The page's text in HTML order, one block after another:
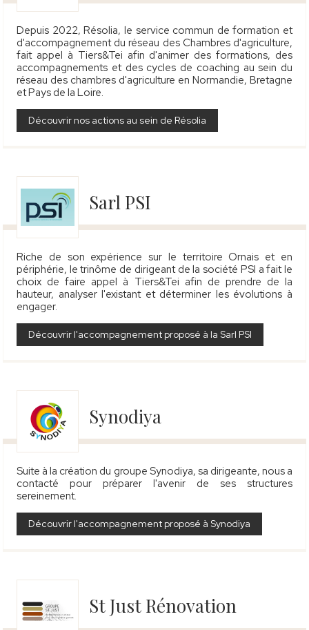
Depuis 2022, Résolia, le service commun de formation et
d'accompagnement du réseau des Chambres d'agriculture,
fait appel à Tiers&Tei afin d'animer des formations, des
accompagnements et des cycles de coaching au sein du
réseau des chambres d'agriculture en Normandie, Bretagne
et Pays de la Loire.
Découvrir nos actions au sein de Résolia
Sarl PSI
Riche de son expérience sur le territoire Ornais et en
périphérie, le trinôme de dirigeant de la société PSI a fait le
choix de faire appel à Tiers&Tei afin de prendre de la
hauteur, analyser l'existant et déterminer les évolutions à
engager.
Découvrir l'accompagnement proposé à la Sarl PSI
Synodiya
Suite à la création du groupe Synodiya, sa dirigeante, nous a
contacté pour préparer l'avenir de ses structures
sereinement.
Découvrir l'accompagnement proposé à Synodiya
St Just Rénovation